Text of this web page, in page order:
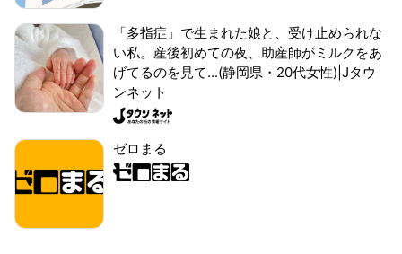
「多指症」で生まれた娘と、受け止められな
い私。産後初めての夜、助産師がミルクをあ
げてるのを見て...(静岡県・20代女性)|Jタウ
ンネット
ゼロまる